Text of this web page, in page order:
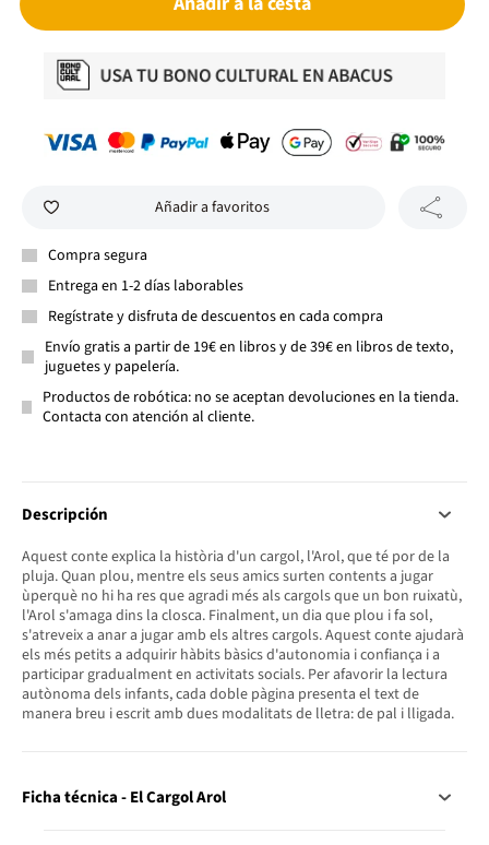
Añadir a favoritos
Compra segura
Entrega en 1-2 días laborables
Regístrate y disfruta de descuentos en cada compra
Envío gratis a partir de 19€ en libros y de 39€ en libros de texto,
juguetes y papelería.
Productos de robótica: no se aceptan devoluciones en la tienda.
Contacta con atención al cliente.
Descripción
Aquest conte explica la història d'un cargol, l'Arol, que té por de la
pluja. Quan plou, mentre els seus amics surten contents a jugar
ùperquè no hi ha res que agradi més als cargols que un bon ruixatù,
l'Arol s'amaga dins la closca. Finalment, un dia que plou i fa sol,
s'atreveix a anar a jugar amb els altres cargols. Aquest conte ajudarà
els més petits a adquirir hàbits bàsics d'autonomia i confiança i a
participar gradualment en activitats socials. Per afavorir la lectura
autònoma dels infants, cada doble pàgina presenta el text de
manera breu i escrit amb dues modalitats de lletra: de pal i lligada.
Ficha técnica - El Cargol Arol